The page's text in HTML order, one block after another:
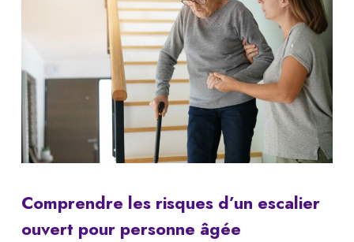
Comprendre les risques d’un escalier
ouvert pour personne âgée